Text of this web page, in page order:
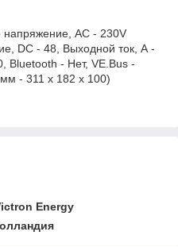
AC - 230V
DC - 48, Выходной ток, А -
Bluetooth - Нет, VE.Bus -
- 311 x 182 x 100)
Energy